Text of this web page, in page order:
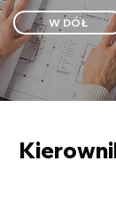
W DÓŁ